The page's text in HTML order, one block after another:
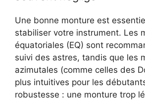
Une bonne monture est
stabiliser votre instrument. Les
équatoriales (EQ) sont
suivi des astres, tandis que les
azimutales (comme celles des
plus intuitives pour les
robustesse : une monture trop